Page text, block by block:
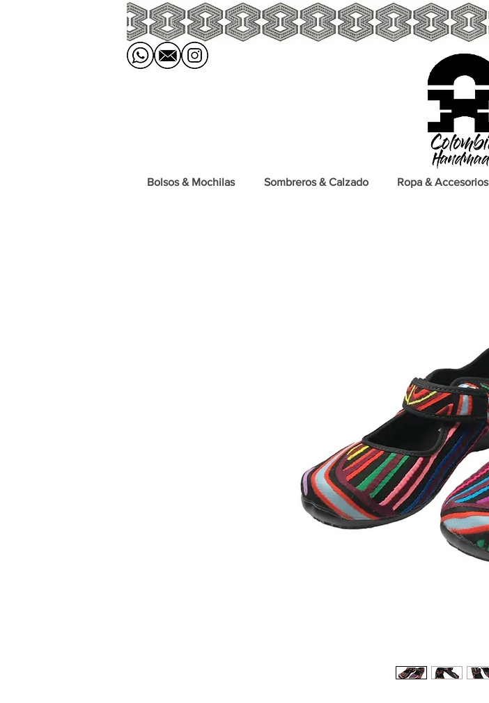
Bolsos & Mochilas Sombreros & Calzado Ropa & Accesorios